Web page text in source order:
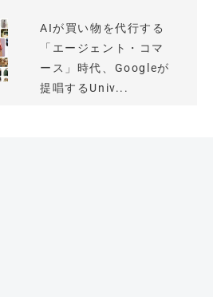
AIが買い物を代行する
「エージェント・コマ
ース」時代、Googleが
提唱するUniv...